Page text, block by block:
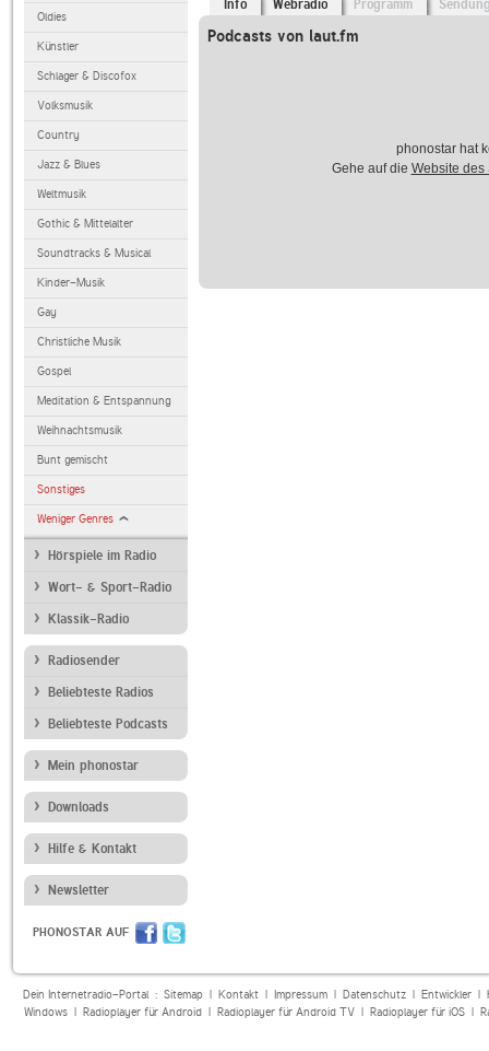
Oldies
Künstler
Schlager & Discofox
Volksmusik
Country
Jazz & Blues
Weltmusik
Gothic & Mittelalter
Soundtracks & Musical
Kinder-Musik
Gay
Christliche Musik
Gospel
Meditation & Entspannung
Weihnachtsmusik
Bunt gemischt
Sonstiges
Weniger Genres
Hörspiele im Radio
Wort- & Sport-Radio
Klassik-Radio
Radiosender
Beliebteste Radios
Beliebteste Podcasts
Mein phonostar
Downloads
Hilfe & Kontakt
Newsletter
PHONOSTAR AUF
Info Webradio Programm
Podcasts von laut.fm
phonostar hat
Gehe auf die Website des
Dein Internetradio-Portal : Sitemap| Kontakt| Impressum| Datenschutz| Entwickler|
Windows| Radioplayer für Android| Radioplayer für Android TV| Radioplayer für iOS|